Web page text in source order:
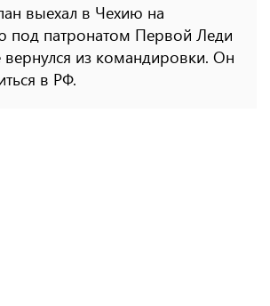
выехал в Чехию на
под патронатом Первой Леди
из командировки. Он
в РФ.